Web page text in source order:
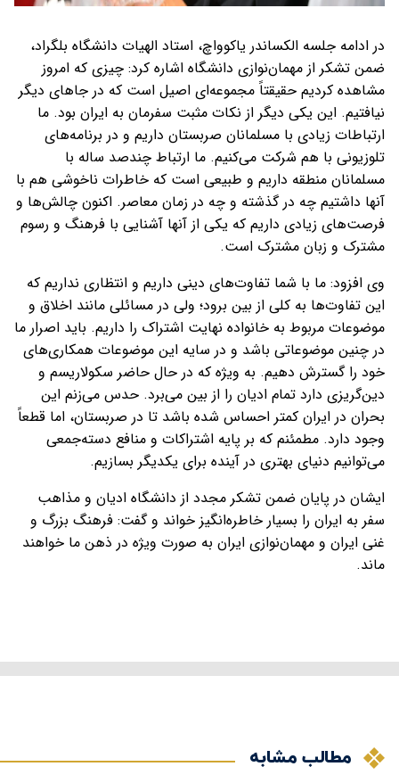
در ادامه جلسه الکساندر یاکوواچ، استاد الهیات دانشگاه بلگراد،
ضمن تشکر از مهمان‌نوازی دانشگاه اشاره کرد: چیزی که امروز
مشاهده کردیم حقیقتاً مجموعه‌ای اصیل است که در جاهای دیگر
نیافتیم. این یکی دیگر از نکات مثبت سفرمان به ایران بود. ما
ارتباطات زیادی با مسلمانان صربستان داریم و در برنامه‌های
تلوزیونی با هم شرکت می‌کنیم. ما ارتباط چندصد ساله با
مسلمانان منطقه داریم و طبیعی است که خاطرات ناخوشی هم با
آنها داشتیم چه در گذشته و چه در زمان معاصر. اکنون چالش‌ها و
فرصت‌های زیادی داریم که یکی از آنها آشنایی با فرهنگ و رسوم
مشترک و زبان مشترک است.
وی افزود: ما با شما تفاوت‌های دینی داریم و انتظاری نداریم که
این تفاوت‌ها به کلی از بین برود؛ ولی در مسائلی مانند اخلاق و
موضوعات مربوط به خانواده نهایت اشتراک را داریم. باید اصرار ما
در چنین موضوعاتی باشد و در سایه این موضوعات همکاری‌های
خود را گسترش دهیم. به ویژه که در حال حاضر سکولاریسم و
دین‌گریزی دارد تمام ادیان را از بین می‌برد. حدس می‌زنم این
بحران‌ در ایران کمتر احساس شده باشد تا در صربستان، اما قطعاً
وجود دارد. مطمئنم که بر پایه اشتراکات و منافع دسته‌جمعی
می‌توانیم دنیای بهتری در آینده برای یکدیگر بسازیم.
ایشان در پایان ضمن تشکر مجدد از دانشگاه ادیان و مذاهب
سفر به ایران را بسیار خاطره‌انگیز خواند و گفت: فرهنگ بزرگ و
غنی ایران و مهمان‌نوازی ایران به صورت ویژه در ذهن‌ ما خواهند
ماند.
مطالب مشابه